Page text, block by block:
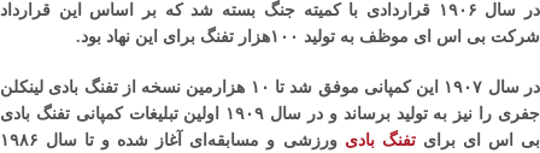
در سال ۱۹۰۶ قراردادی با کمیته جنگ بسته شد که بر اساس این قرارداد
شرکت بی اس ای موظف به تولید ۱۰۰هزار تفنگ برای این نهاد بود.
در سال ۱۹۰۷ این کمپانی موفق شد تا ۱۰ هزارمین نسخه از تفنگ بادی لینکلن
جفری را نیز به تولید برساند و در سال ۱۹۰۹ اولین تبلیغات کمپانی تفنگ بادی
بی اس ای برایتفنگ بادی
ورزشی و مسابقه‌ای آغاز شده و تا سال ۱۹۸۶